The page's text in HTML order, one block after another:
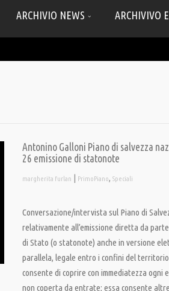
ARCHIVIO NEWS ARCHIVIVO
Antonino Galloni Piano di salvezza
26 emissione di statonote
margherita furlan | PrimoPiano, Speciali
Conversazione/intervista sul Piano di
relativamente all’emissione diretta da
di Stato (o statonote) anche in versione
parallela, legale entro i confini del
consente di coprire con immediatezza ogni
non coperta da entrate; essa consente